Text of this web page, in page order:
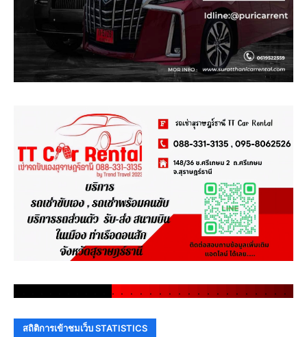
. . . . . . . . . . . . . . . . . . .
สถิติการเข้าชมเว็บ STATISTICS